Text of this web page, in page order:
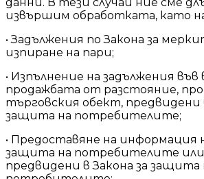
извършим обработката, като
• Задължения по Закона за
изпиране на пари;
• Изпълнение на задължения във
продажбата от разстояние,
търговския обект, предвидени
защита на потребителите;
• Предоставяне на информация
защита на потребителите
предвидени в Закона за защита